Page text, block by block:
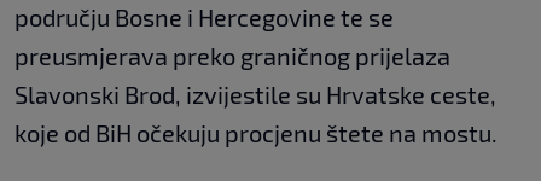
području Bosne i Hercegovine te se
preusmjerava preko graničnog prijelaza
Slavonski Brod, izvijestile su Hrvatske ceste,
koje od BiH očekuju procjenu štete na mostu.